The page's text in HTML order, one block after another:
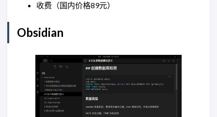
收费（国内价格89元）
Obsidian